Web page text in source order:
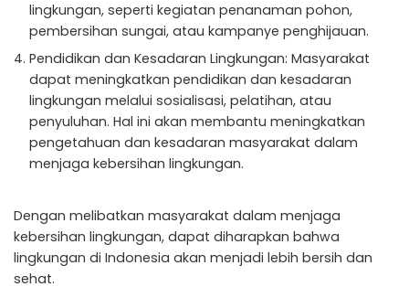
lingkungan, seperti kegiatan penanaman pohon,
pembersihan sungai, atau kampanye penghijauan.
Pendidikan dan Kesadaran Lingkungan: Masyarakat
dapat meningkatkan pendidikan dan kesadaran
lingkungan melalui sosialisasi, pelatihan, atau
penyuluhan. Hal ini akan membantu meningkatkan
pengetahuan dan kesadaran masyarakat dalam
menjaga kebersihan lingkungan.
Dengan melibatkan masyarakat dalam menjaga
kebersihan lingkungan, dapat diharapkan bahwa
lingkungan di Indonesia akan menjadi lebih bersih dan
sehat.